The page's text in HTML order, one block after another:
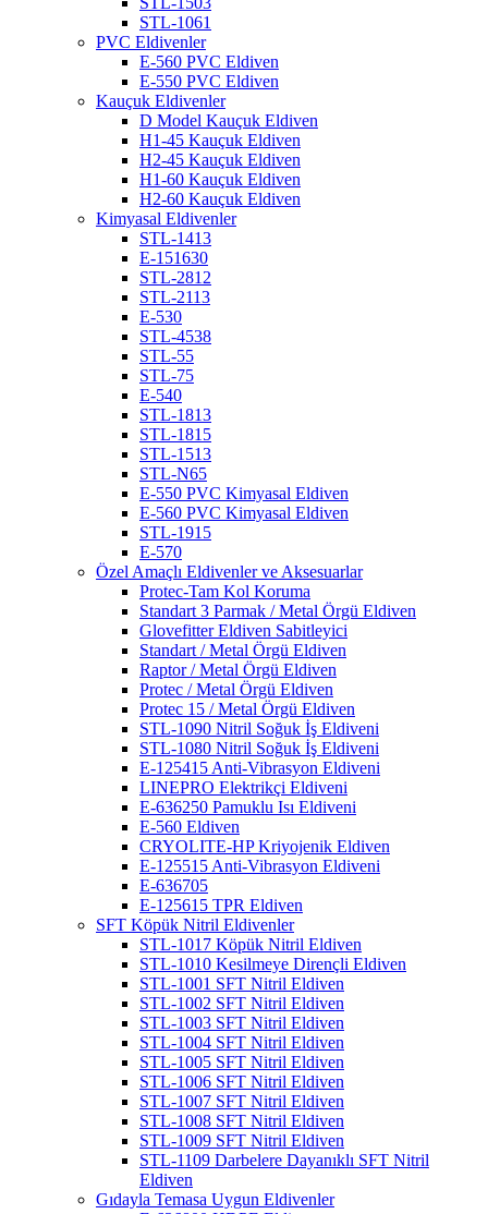
STL-1061
PVC Eldivenler
E-560 PVC Eldiven
E-550 PVC Eldiven
Kauçuk Eldivenler
D Model Kauçuk Eldiven
H1-45 Kauçuk Eldiven
H2-45 Kauçuk Eldiven
H1-60 Kauçuk Eldiven
H2-60 Kauçuk Eldiven
Kimyasal Eldivenler
STL-1413
E-151630
STL-2812
STL-2113
E-530
STL-4538
STL-55
STL-75
E-540
STL-1813
STL-1815
STL-1513
STL-N65
E-550 PVC Kimyasal Eldiven
E-560 PVC Kimyasal Eldiven
STL-1915
E-570
Özel Amaçlı Eldivenler ve Aksesuarlar
Protec-Tam Kol Koruma
Standart 3 Parmak / Metal Örgü Eldiven
Glovefitter Eldiven Sabitleyici
Standart / Metal Örgü Eldiven
Raptor / Metal Örgü Eldiven
Protec / Metal Örgü Eldiven
Protec 15 / Metal Örgü Eldiven
STL-1090 Nitril Soğuk İş Eldiveni
STL-1080 Nitril Soğuk İş Eldiveni
E-125415 Anti-Vibrasyon Eldiveni
LINEPRO Elektrikçi Eldiveni
E-636250 Pamuklu Isı Eldiveni
E-560 Eldiven
CRYOLITE-HP Kriyojenik Eldiven
E-125515 Anti-Vibrasyon Eldiveni
E-636705
E-125615 TPR Eldiven
SFT Köpük Nitril Eldivenler
STL-1017 Köpük Nitril Eldiven
STL-1010 Kesilmeye Dirençli Eldiven
STL-1001 SFT Nitril Eldiven
STL-1002 SFT Nitril Eldiven
STL-1003 SFT Nitril Eldiven
STL-1004 SFT Nitril Eldiven
STL-1005 SFT Nitril Eldiven
STL-1006 SFT Nitril Eldiven
STL-1007 SFT Nitril Eldiven
STL-1008 SFT Nitril Eldiven
STL-1009 SFT Nitril Eldiven
STL-1109 Darbelere Dayanıklı SFT Nitril
Eldiven
Gıdayla Temasa Uygun Eldivenler